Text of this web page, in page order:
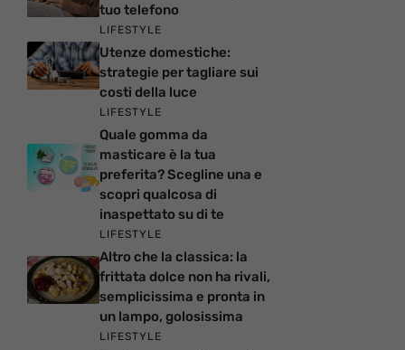
tuo telefono
LIFESTYLE
Utenze domestiche:
strategie per tagliare sui
costi della luce
LIFESTYLE
Quale gomma da
masticare è la tua
preferita? Scegline una e
scopri qualcosa di
inaspettato su di te
LIFESTYLE
Altro che la classica: la
frittata dolce non ha rivali,
semplicissima e pronta in
un lampo, golosissima
LIFESTYLE